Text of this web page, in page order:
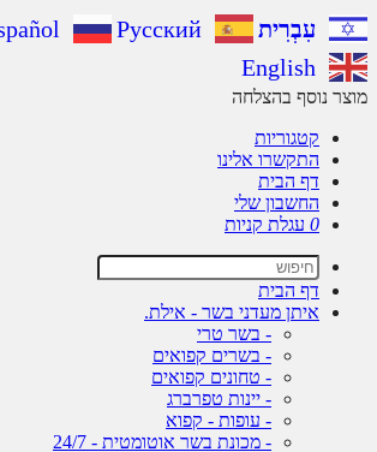
עִבְרִית Español Русский
English
נוסף בהצלחה
קטגוריות
התקשרו אלינו
דף הבית
החשבון שלי
עגלת קניות
דף הבית
איתן מעדני בשר - אילת.
- בשר טרי
- בשרים קפואים
- טחונים קפואים
- יינות טפרברג
- עופות - קפוא
- מכונת בשר אוטומטית - 24/7